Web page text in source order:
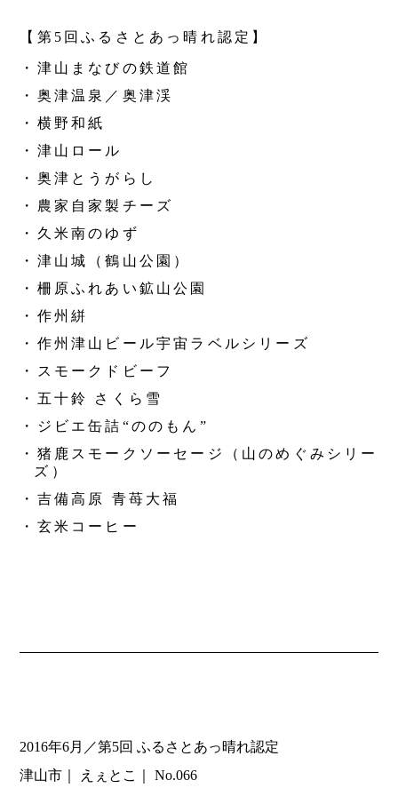
【第5回ふるさとあっ晴れ認定】
・津山まなびの鉄道館
・奥津温泉／奥津渓
・横野和紙
・津山ロール
・奥津とうがらし
・農家自家製チーズ
・久米南のゆず
・津山城（鶴山公園）
・柵原ふれあい鉱山公園
・作州絣
・作州津山ビール宇宙ラベルシリーズ
・スモークドビーフ
・五十鈴 さくら雪
・ジビエ缶詰“ののもん”
・猪鹿スモークソーセージ（山のめぐみシリー
ズ）
・吉備高原 青苺大福
・玄米コーヒー
2016年6月／第5回 ふるさとあっ晴れ認定
津山市
えぇとこ No.066